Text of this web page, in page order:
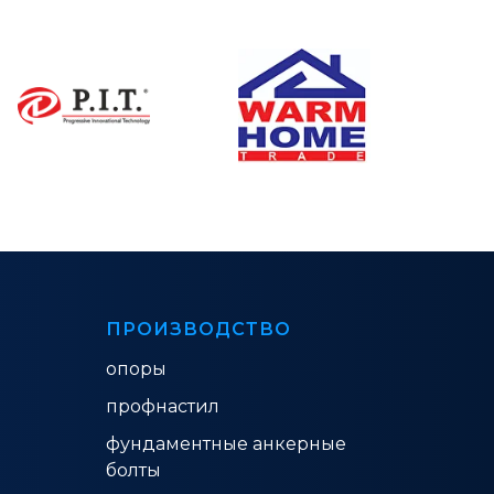
ПРОИЗВОДСТВО
опоры
профнастил
фундаментные анкерные
болты